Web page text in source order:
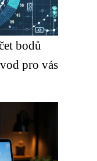
bodů
pro vás